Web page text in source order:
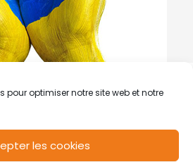
pour optimiser notre site web et notre
les cookies